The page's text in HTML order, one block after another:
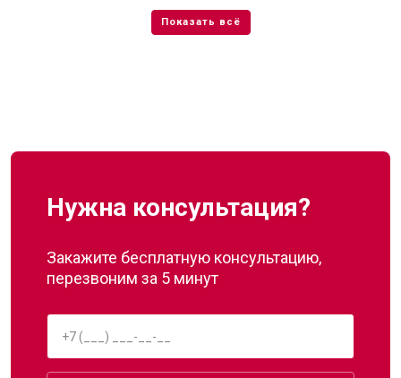
Нужна консультация?
Закажите бесплатную консультацию,
перезвоним за 5 минут